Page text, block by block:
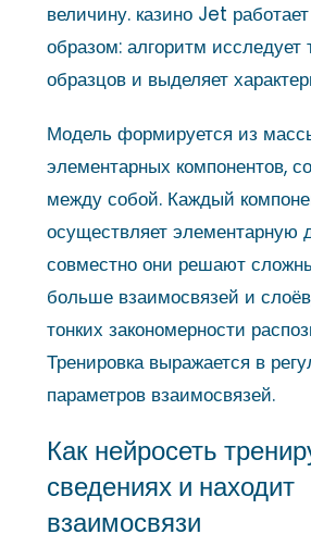
величину. казино Jet
образом: алгоритм исследует
образцов и выделяет
Модель формируется из
элементарных компонентов,
между собой. Каждый
осуществляет элементарную
совместно они решают
больше взаимосвязей и
тонких закономерности
Тренировка выражается в
параметров взаимосвязей.
Как нейросеть
сведениях и находит
взаимосвязи